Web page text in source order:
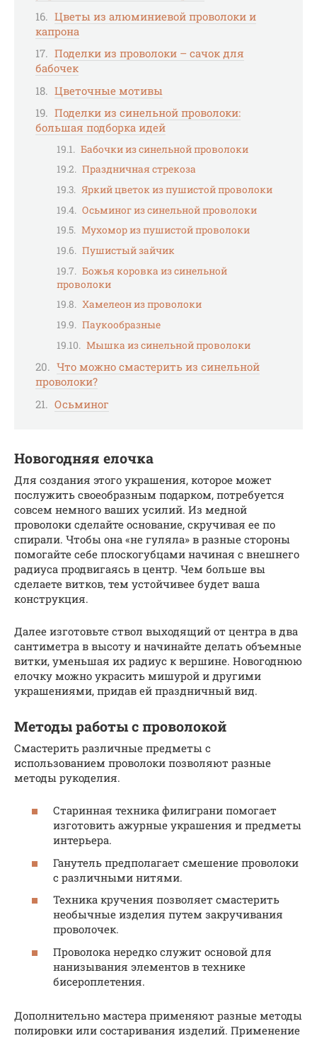
Цветы из алюминиевой проволоки и
капрона
Поделки из проволоки – сачок для
бабочек
Цветочные мотивы
Поделки из синельной проволоки:
большая подборка идей
Бабочки из синельной проволоки
Праздничная стрекоза
Яркий цветок из пушистой проволоки
Осьминог из синельной проволоки
Мухомор из пушистой проволоки
Пушистый зайчик
Божья коровка из синельной
проволоки
Хамелеон из проволоки
Паукообразные
Мышка из синельной проволоки
Что можно смастерить из синельной
проволоки?
Осьминог
Новогодняя елочка
Для создания этого украшения, которое может
послужить своеобразным подарком, потребуется
совсем немного ваших усилий. Из медной
проволоки сделайте основание, скручивая ее по
спирали. Чтобы она «не гуляла» в разные стороны
помогайте себе плоскогубцами начиная с внешнего
радиуса продвигаясь в центр. Чем больше вы
сделаете витков, тем устойчивее будет ваша
конструкция.
Далее изготовьте ствол выходящий от центра в два
сантиметра в высоту и начинайте делать объемные
витки, уменьшая их радиус к вершине. Новогоднюю
елочку можно украсить мишурой и другими
украшениями, придав ей праздничный вид.
Методы работы с проволокой
Смастерить различные предметы с
использованием проволоки позволяют разные
методы рукоделия.
Старинная техника филиграни помогает
изготовить ажурные украшения и предметы
интерьера.
Ганутель предполагает смешение проволоки
с различными нитями.
Техника кручения позволяет смастерить
необычные изделия путем закручивания
проволочек.
Проволока нередко служит основой для
нанизывания элементов в технике
бисероплетения.
Дополнительно мастера применяют разные методы
полировки или состаривания изделий. Применение